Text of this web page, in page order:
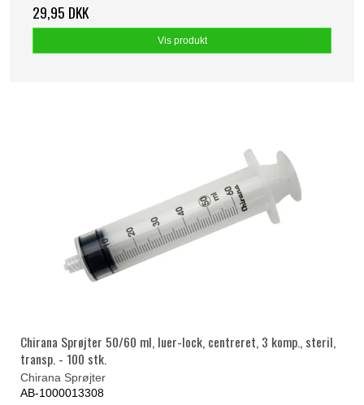
29,95 DKK
Vis produkt
Chirana Sprøjter 50/60 ml, luer-lock, centreret, 3 komp., steril,
transp. - 100 stk.
Chirana Sprøjter
AB-1000013308